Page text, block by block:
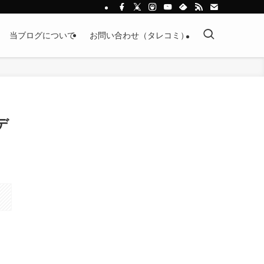
当ブログについて お問い合わせ（タレコミ）